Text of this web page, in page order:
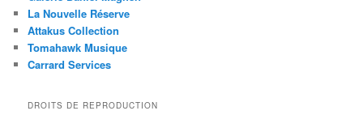
La Nouvelle Réserve
Attakus Collection
Tomahawk Musique
Carrard Services
DROITS DE REPRODUCTION